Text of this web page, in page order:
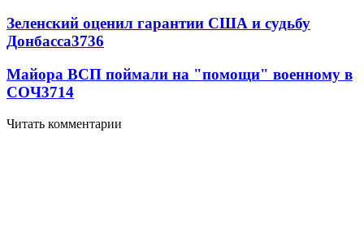
Зеленский оценил гарантии США и судьбу
Донбасса3736
Майора ВСП поймали на "помощи" военному в
СОЧ3714
Читать комментарии